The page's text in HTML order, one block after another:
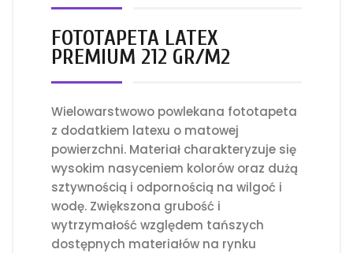
FOTOTAPETA LATEX
PREMIUM 212 GR/M2
Wielowarstwowo powlekana fototapeta
z dodatkiem latexu o matowej
powierzchni. Materiał charakteryzuje się
wysokim nasyceniem kolorów oraz dużą
sztywnością i odpornością na wilgoć i
wodę. Zwiększona grubość i
wytrzymałość względem tańszych
dostępnych materiałów na rynku